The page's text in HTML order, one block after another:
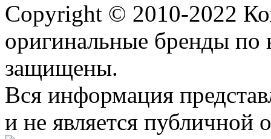
Copyright © 2010-2022
оригинальные бренды по
защищены.
Вся информация
и не является публичной